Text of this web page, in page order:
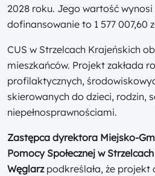
2028 roku. Jego wartość wynosi
dofinansowanie to 1 577 007,60
CUS w Strzelcach Krajeńskich
mieszkańców. Projekt zakłada
profilaktycznych,
skierowanych do dzieci, rodzin,
niepełnosprawnościami.
Zastępca dyrektora Miejsko-
Pomocy Społecznej w
Węglarzpodkreślała, że projekt